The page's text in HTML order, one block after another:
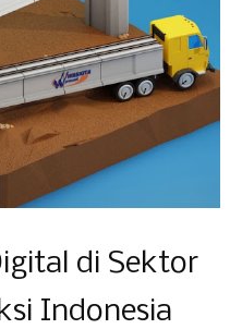
di Sektor
Indonesia